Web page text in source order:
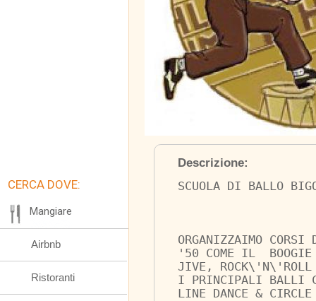
Descrizione:
SCUOLA DI BALLO
ORGANIZZAIMO
'50 COME IL
JIVE, ROCK\'N\'ROLL
I PRINCIPALI BALLI
LINE DANCE & CIRCLE
CERCA DOVE:
Mangiare
Airbnb
Ristoranti